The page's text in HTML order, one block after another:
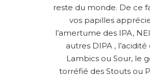
reste du monde. De ce
vos papilles
l’amertume des IPA,
autres DIPA , l’acidité
Lambics ou Sour, le
torréfié des Stouts ou